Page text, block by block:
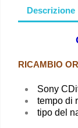
Descrizione
RICAMBIO
Sony
tempo di
tipo del